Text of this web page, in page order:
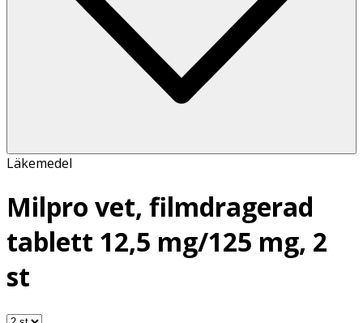
Läkemedel
Milpro vet, filmdragerad
tablett 12,5 mg/125 mg, 2
st